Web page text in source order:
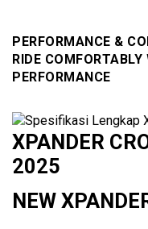
PERFORMANCE &
RIDE
PERFORMANCE
XPANDER
2025
NEW